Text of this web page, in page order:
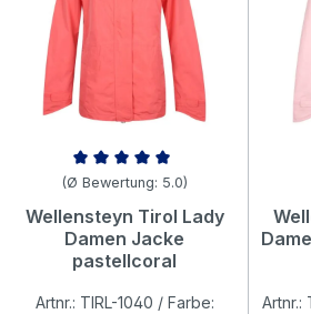
Durchschnittliche Bewertung von 5 von
(Ø Bewertung: 5.0)
Wellensteyn Tirol Lady
Damen Jacke
pastellcoral
Artnr.: TIRL-1040 / Farbe:
Artnr.: